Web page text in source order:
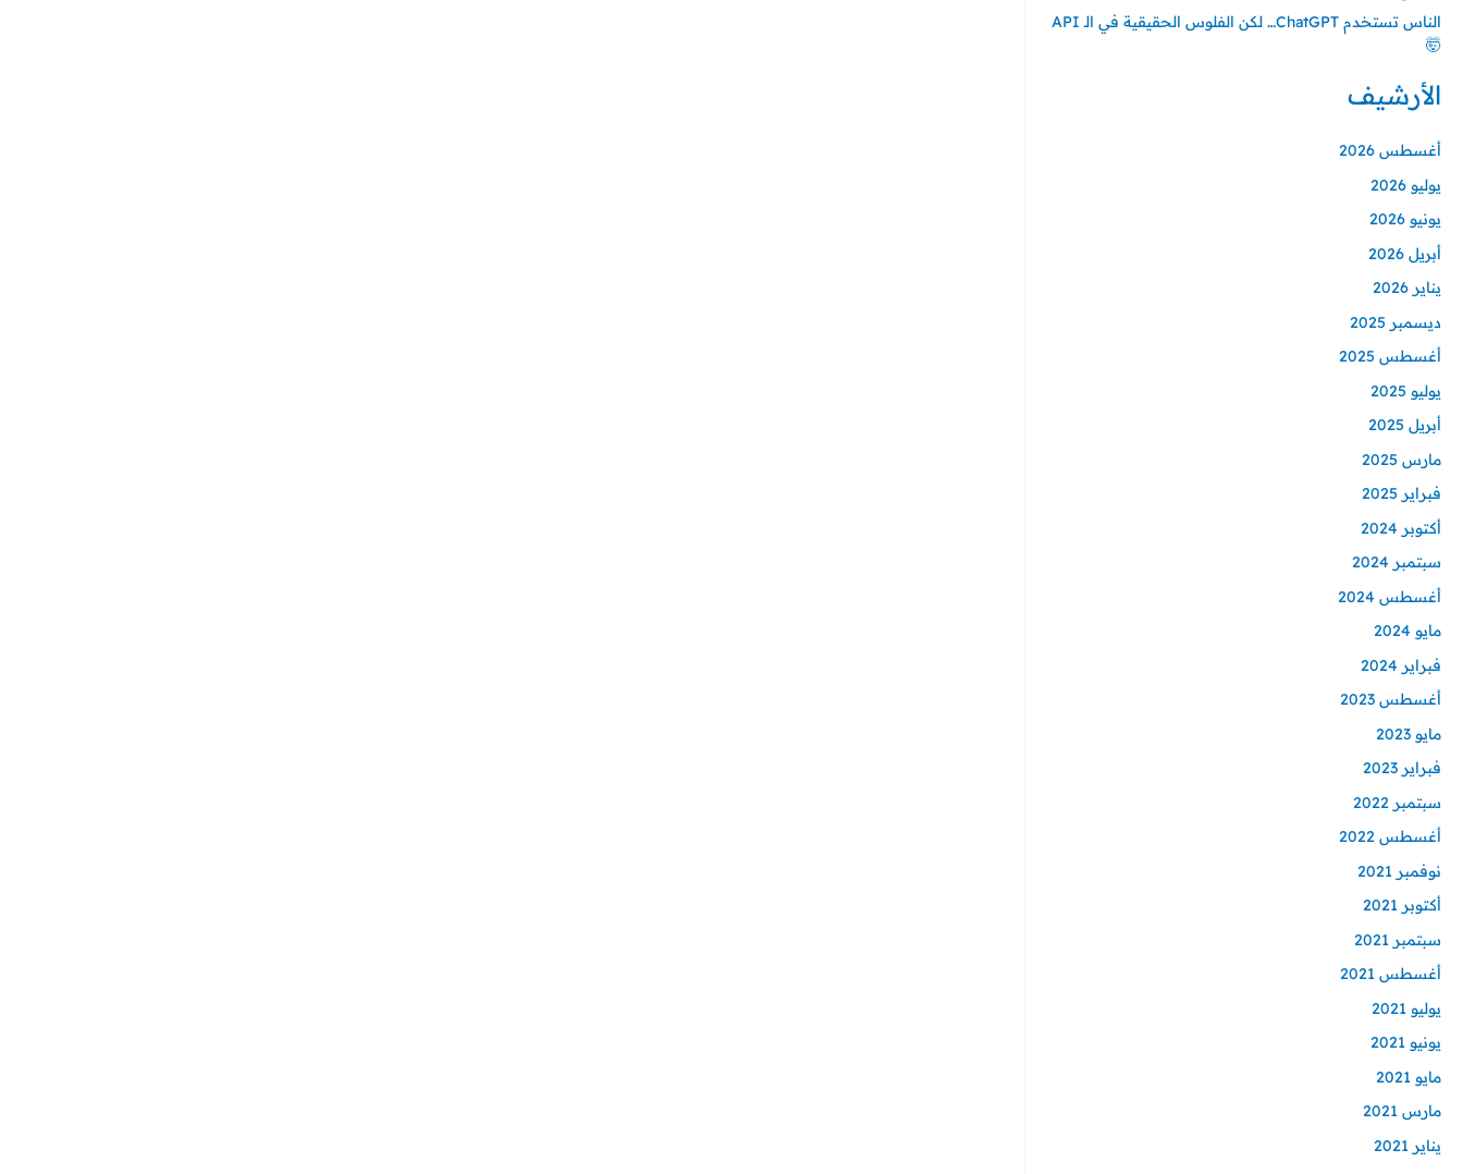
الناس تستخدم ChatGPT… لكن الفلوس الحقيقية في الـ API
🤯
الأرشيف
أغسطس 2026
يوليو 2026
يونيو 2026
أبريل 2026
يناير 2026
ديسمبر 2025
أغسطس 2025
يوليو 2025
أبريل 2025
مارس 2025
فبراير 2025
أكتوبر 2024
سبتمبر 2024
أغسطس 2024
مايو 2024
فبراير 2024
أغسطس 2023
مايو 2023
فبراير 2023
سبتمبر 2022
أغسطس 2022
نوفمبر 2021
أكتوبر 2021
سبتمبر 2021
أغسطس 2021
يوليو 2021
يونيو 2021
مايو 2021
مارس 2021
يناير 2021